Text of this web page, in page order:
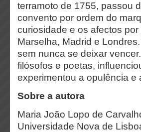
terramoto de 1755, passou
convento por ordem do
curiosidade e os afectos
Marselha, Madrid e
sem nunca se deixar
filósofos e poetas,
experimentou a opulência e
Sobre a autora
Maria João Lopo de
Universidade Nova de